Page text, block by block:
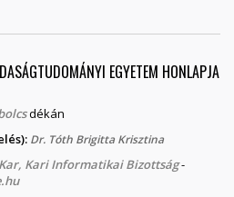
EGYETEM HONLAPJA
dékán
Dr. Tóth Brigitta Krisztina
Kari Informatikai Bizottság-